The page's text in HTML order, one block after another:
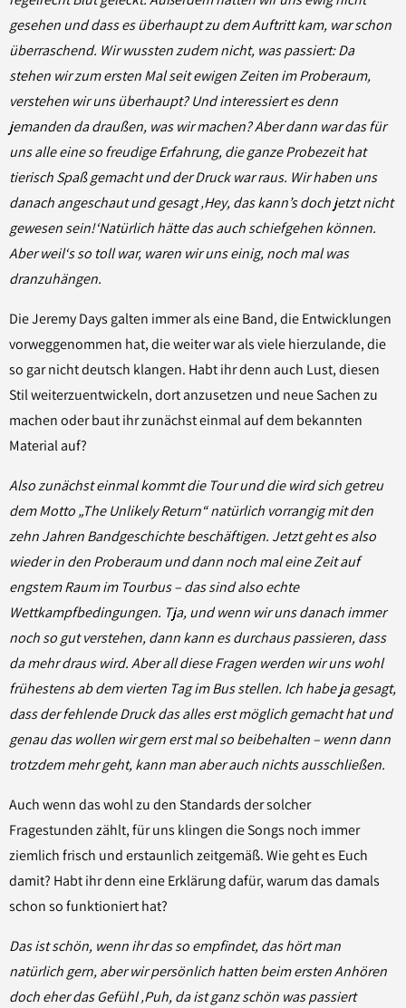
gesehen und dass es überhaupt zu dem Auftritt kam, war schon
überraschend. Wir wussten zudem nicht, was passiert: Da
stehen wir zum ersten Mal seit ewigen Zeiten im Proberaum,
verstehen wir uns überhaupt? Und interessiert es denn
jemanden da draußen, was wir machen? Aber dann war das für
uns alle eine so freudige Erfahrung, die ganze Probezeit hat
tierisch Spaß gemacht und der Druck war raus. Wir haben uns
danach angeschaut und gesagt ‚Hey, das kann’s doch jetzt nicht
gewesen sein!‘Natürlich hätte das auch schiefgehen können.
Aber weil‘s so toll war, waren wir uns einig, noch mal was
dranzuhängen.
Die Jeremy Days galten immer als eine Band, die Entwicklungen
vorweggenommen hat, die weiter war als viele hierzulande, die
so gar nicht deutsch klangen. Habt ihr denn auch Lust, diesen
Stil weiterzuentwickeln, dort anzusetzen und neue Sachen zu
machen oder baut ihr zunächst einmal auf dem bekannten
Material auf?
Also zunächst einmal kommt die Tour und die wird sich getreu
dem Motto „The Unlikely Return“ natürlich vorrangig mit den
zehn Jahren Bandgeschichte beschäftigen. Jetzt geht es also
wieder in den Proberaum und dann noch mal eine Zeit auf
engstem Raum im Tourbus – das sind also echte
Wettkampfbedingungen. Tja, und wenn wir uns danach immer
noch so gut verstehen, dann kann es durchaus passieren, dass
da mehr draus wird. Aber all diese Fragen werden wir uns wohl
frühestens ab dem vierten Tag im Bus stellen. Ich habe ja gesagt,
dass der fehlende Druck das alles erst möglich gemacht hat und
genau das wollen wir gern erst mal so beibehalten – wenn dann
trotzdem mehr geht, kann man aber auch nichts ausschließen.
Auch wenn das wohl zu den Standards der solcher
Fragestunden zählt, für uns klingen die Songs noch immer
ziemlich frisch und erstaunlich zeitgemäß. Wie geht es Euch
damit? Habt ihr denn eine Erklärung dafür, warum das damals
schon so funktioniert hat?
Das ist schön, wenn ihr das so empfindet, das hört man
natürlich gern, aber wir persönlich hatten beim ersten Anhören
doch eher das Gefühl ‚Puh, da ist ganz schön was passiert